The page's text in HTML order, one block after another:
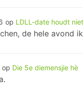
op LDLL-date houdt
de hele avond
op Die 5e diemensjie hè